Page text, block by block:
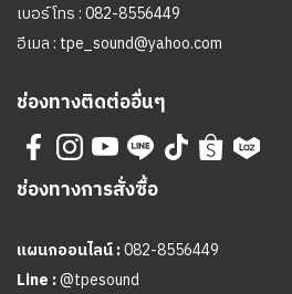
เบอร์โทร :082-8556449
อีเมล : tpe_sound@yahoo.com
ช่องทางติดต่ออื่นๆ
ช่องทางการสั่งซื้อ
แผนกออนไลน์ :082-8556449
Line :@tpesound